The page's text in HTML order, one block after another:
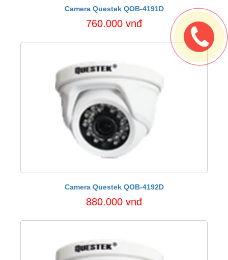
Camera Questek QOB-4191D
760.000 vnđ
Camera Questek QOB-4192D
880.000 vnđ